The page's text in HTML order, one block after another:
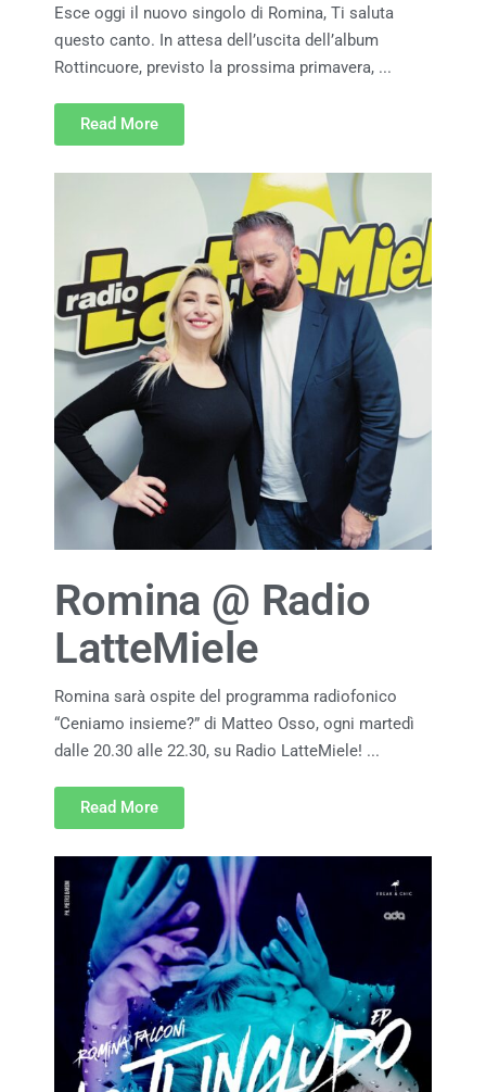
Esce oggi il nuovo singolo di Romina, Ti saluta
questo canto. In attesa dell’uscita dell’album
Rottincuore, previsto la prossima primavera, ...
Read More
Romina @ Radio
LatteMiele
Romina sarà ospite del programma radiofonico
“Ceniamo insieme?” di Matteo Osso, ogni martedì
dalle 20.30 alle 22.30, su Radio LatteMiele! ...
Read More